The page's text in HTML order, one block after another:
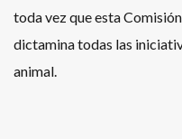
toda vez que esta
dictamina todas las
animal.